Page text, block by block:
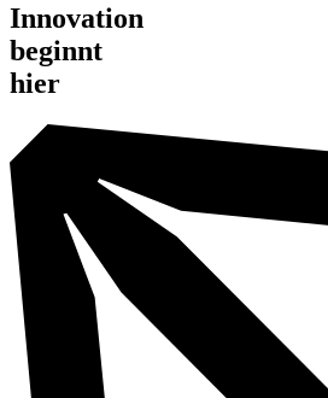
Innovation
beginnt
hier